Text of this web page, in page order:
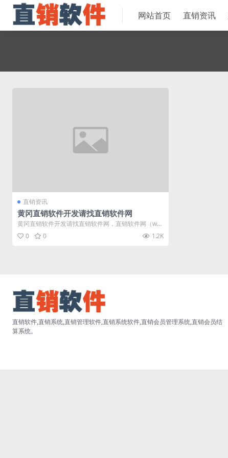
网站首页 直销资讯
直销资讯
黄冈直销软件开发请找直销软件网
黄冈直销软件开发请找直销软件网，直销软件网（ww
w.zhixiaoruanjia...
0 0 1.2K
直销软件,直销系统,直销管理软件,直销系统软件,直销会员管理系统,直销会员结
算系统。